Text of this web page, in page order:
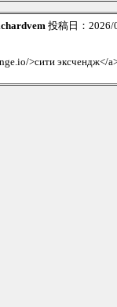
投稿日：
>сити эксчендж</